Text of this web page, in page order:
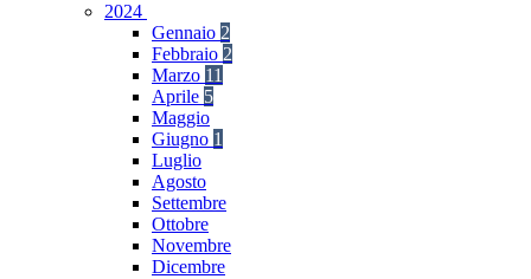
2024
Gennaio 2
Febbraio 2
Marzo 11
Aprile 5
Maggio
Giugno 1
Luglio
Agosto
Settembre
Ottobre
Novembre
Dicembre